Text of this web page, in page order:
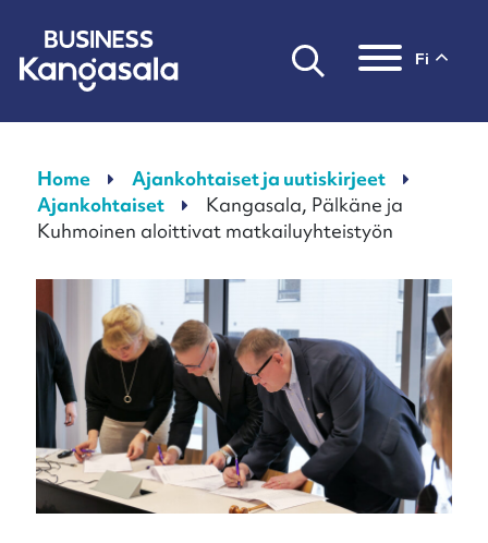
Home
Ajankohtaiset ja uutiskirjeet
Ajankohtaiset
Kangasala, Pälkäne ja
Kuhmoinen aloittivat matkailuyhteistyön
fi